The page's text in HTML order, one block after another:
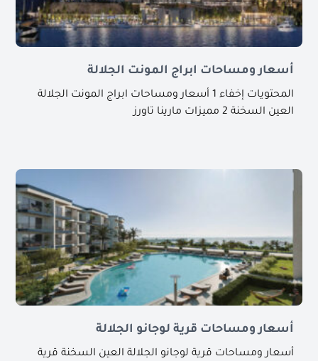
أسعار ومساحات ابراج المونت الجلالة
المحتويات إخفاء 1 أسعار ومساحات ابراج المونت الجلالة
العين السخنة 2 مميزات مارينا تاورز
أسعار ومساحات قرية لوجانو الجلالة
أسعار ومساحات قرية لوجانو الجلالة العين السخنة قرية